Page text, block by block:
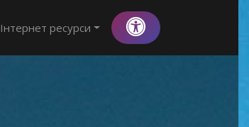
Інтернет ресурси